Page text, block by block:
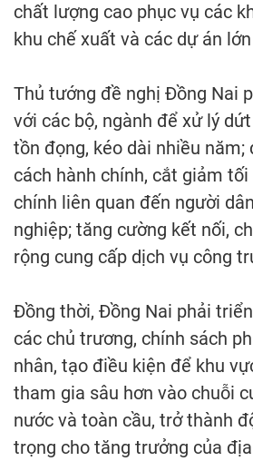
chất lượng cao phục vụ các
khu chế xuất và các dự án
Thủ tướng đề nghị Đồng Nai
với các bộ, ngành để xử lý
tồn đọng, kéo dài nhiều năm;
cách hành chính, cắt giảm
chính liên quan đến người
nghiệp; tăng cường kết nối,
rộng cung cấp dịch vụ công
Đồng thời, Đồng Nai phải
các chủ trương, chính sách
nhân, tạo điều kiện để khu
tham gia sâu hơn vào chuỗi
nước và toàn cầu, trở thành
trọng cho tăng trưởng của